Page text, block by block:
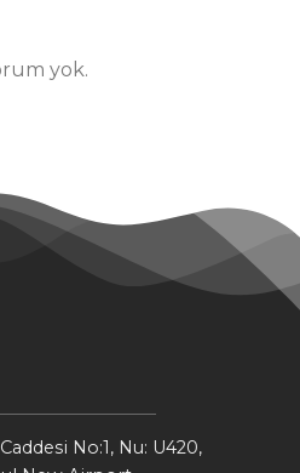
yok.
No:1, Nu: U420,